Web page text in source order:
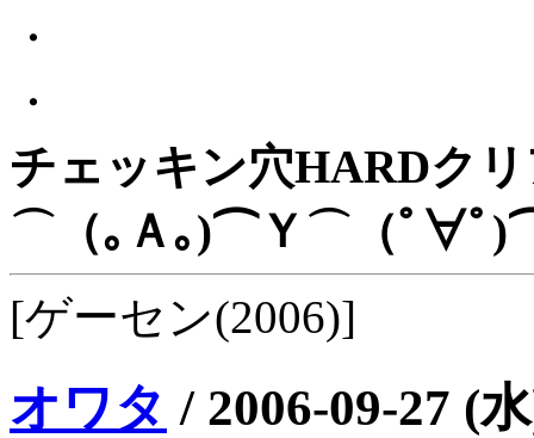
・
・
チェッキン穴HARDク
⌒（｡Ａ｡)⌒Ｙ⌒（ﾟ∀ﾟ
[ゲーセン(2006)]
オワタ / 2006-09-27 (